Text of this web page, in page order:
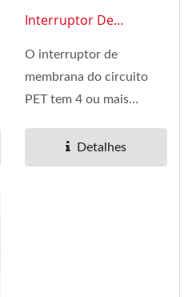
Interruptor De
O interruptor de
membrana do circuito
PET tem 4 ou mais
superior deste teclado...
Detalhes